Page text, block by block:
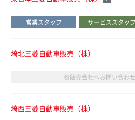
営業スタッフ サービススタッフ
埼北三菱自動車販売（株）
各販売会社へお問い合わ
埼西三菱自動車販売（株）